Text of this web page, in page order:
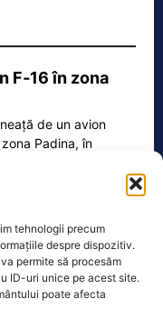
tehnologii precum
despre dispozitiv.
permite să procesăm
ID-uri unice pe acest site.
poate afecta
F‑16 în zona
de un avion
zona Padina, în
să
contextul…